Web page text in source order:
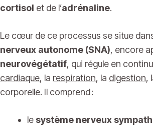
cortisol et de l’adrénaline.
Le cœur de ce processus se situe
nerveux autonome (SNA), encore
neurovégétatif, qui régule en
cardiaque, la respiration, la digestion,
corporelle. Il comprend :
le système nerveux